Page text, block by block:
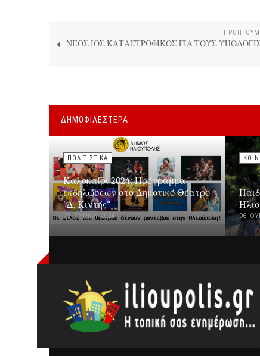
ΝΕΟΣ ΙΟΣ ΚΑΤΑΣΤΡΟΦΙΚΟΣ ΓΙΑ ΤΟΥΣ
ΔΗΜΟΦΙΛΕΣΤΕΡΑ
ΠΟΛΙΤΙΣΤΙΚΑ
Καλοκαίρι 2024: Πρόγραμμα
εκδηλώσεων στο Δημοτικό Θέατρο
"Δ. Κιντής"
25 ΙΟΥΝΊΟΥ 2024 06